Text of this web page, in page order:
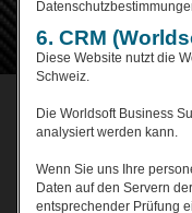
6. CRM
Diese Website nutzt die
Schweiz.
Die Worldsoft Business
analysiert werden kann.
Wenn Sie uns Ihre
Daten auf den Servern
entsprechender Prüfung